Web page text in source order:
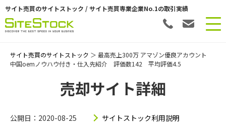
サイト売買のサイトストック / サイト売買専業企業No.1の取引実績
サイト売買のサイトストック ＞ 最高売上300万 アマゾン優良アカウント
中国oemノウハウ付き・仕入先紹介 評価数142 平均評価4.5
売却サイト詳細
公開日：2020-08-25 サイトストック利用説明